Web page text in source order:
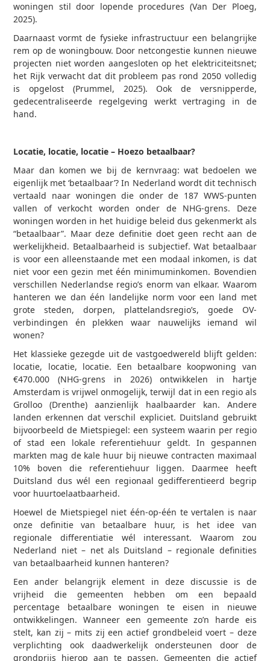
woningen stil door lopende procedures (Van Der Ploeg,
2025).
Daarnaast vormt de fysieke infrastructuur een belangrijke
rem op de woningbouw. Door netcongestie kunnen nieuwe
projecten niet worden aangesloten op het elektriciteitsnet;
het Rijk verwacht dat dit probleem pas rond 2050 volledig
is opgelost (Prummel, 2025). Ook de versnipperde,
gedecentraliseerde regelgeving werkt vertraging in de
hand.
Locatie, locatie, locatie – Hoezo betaalbaar?
Maar dan komen we bij de kernvraag: wat bedoelen we
eigenlijk met ‘betaalbaar’? In Nederland wordt dit technisch
vertaald naar woningen die onder de 187 WWS-punten
vallen of verkocht worden onder de NHG-grens. Deze
woningen worden in het huidige beleid dus gekenmerkt als
“betaalbaar”. Maar deze definitie doet geen recht aan de
werkelijkheid. Betaalbaarheid is subjectief. Wat betaalbaar
is voor een alleenstaande met een modaal inkomen, is dat
niet voor een gezin met één minimuminkomen. Bovendien
verschillen Nederlandse regio’s enorm van elkaar. Waarom
hanteren we dan één landelijke norm voor een land met
grote steden, dorpen, plattelandsregio’s, goede OV-
verbindingen én plekken waar nauwelijks iemand wil
wonen?
Het klassieke gezegde uit de vastgoedwereld blijft gelden:
locatie, locatie, locatie. Een betaalbare koopwoning van
€470.000 (NHG-grens in 2026) ontwikkelen in hartje
Amsterdam is vrijwel onmogelijk, terwijl dat in een regio als
Grolloo (Drenthe) aanzienlijk haalbaarder kan. Andere
landen erkennen dat verschil expliciet. Duitsland gebruikt
bijvoorbeeld de Mietspiegel: een systeem waarin per regio
of stad een lokale referentiehuur geldt. In gespannen
markten mag de kale huur bij nieuwe contracten maximaal
10% boven die referentiehuur liggen. Daarmee heeft
Duitsland dus wél een regionaal gedifferentieerd begrip
voor huurtoelaatbaarheid.
Hoewel de Mietspiegel niet één-op-één te vertalen is naar
onze definitie van betaalbare huur, is het idee van
regionale differentiatie wél interessant. Waarom zou
Nederland niet – net als Duitsland – regionale definities
van betaalbaarheid kunnen hanteren?
Een ander belangrijk element in deze discussie is de
vrijheid die gemeenten hebben om een bepaald
percentage betaalbare woningen te eisen in nieuwe
ontwikkelingen. Wanneer een gemeente zo’n harde eis
stelt, kan zij – mits zij een actief grondbeleid voert – deze
verplichting ook daadwerkelijk ondersteunen door de
grondprijs hierop aan te passen. Gemeenten die actief